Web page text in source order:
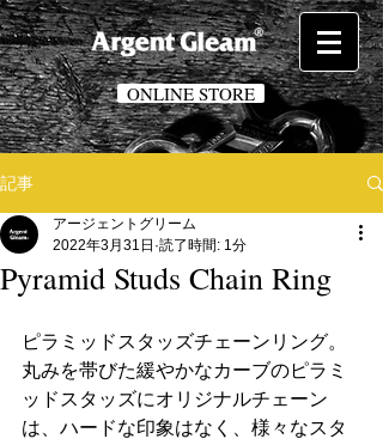
ONLINE STORE
記事
Pyramid Studs Chain Ring
アージェントグリーム
2022年3月31日 読了時間: 1分
ピラミッドスタッズチェーンリング。
丸みを帯びた緩やかなカーブのピラミ
ッドスタッズにオリジナルチェーン
は、ハードな印象はなく、様々なスタ